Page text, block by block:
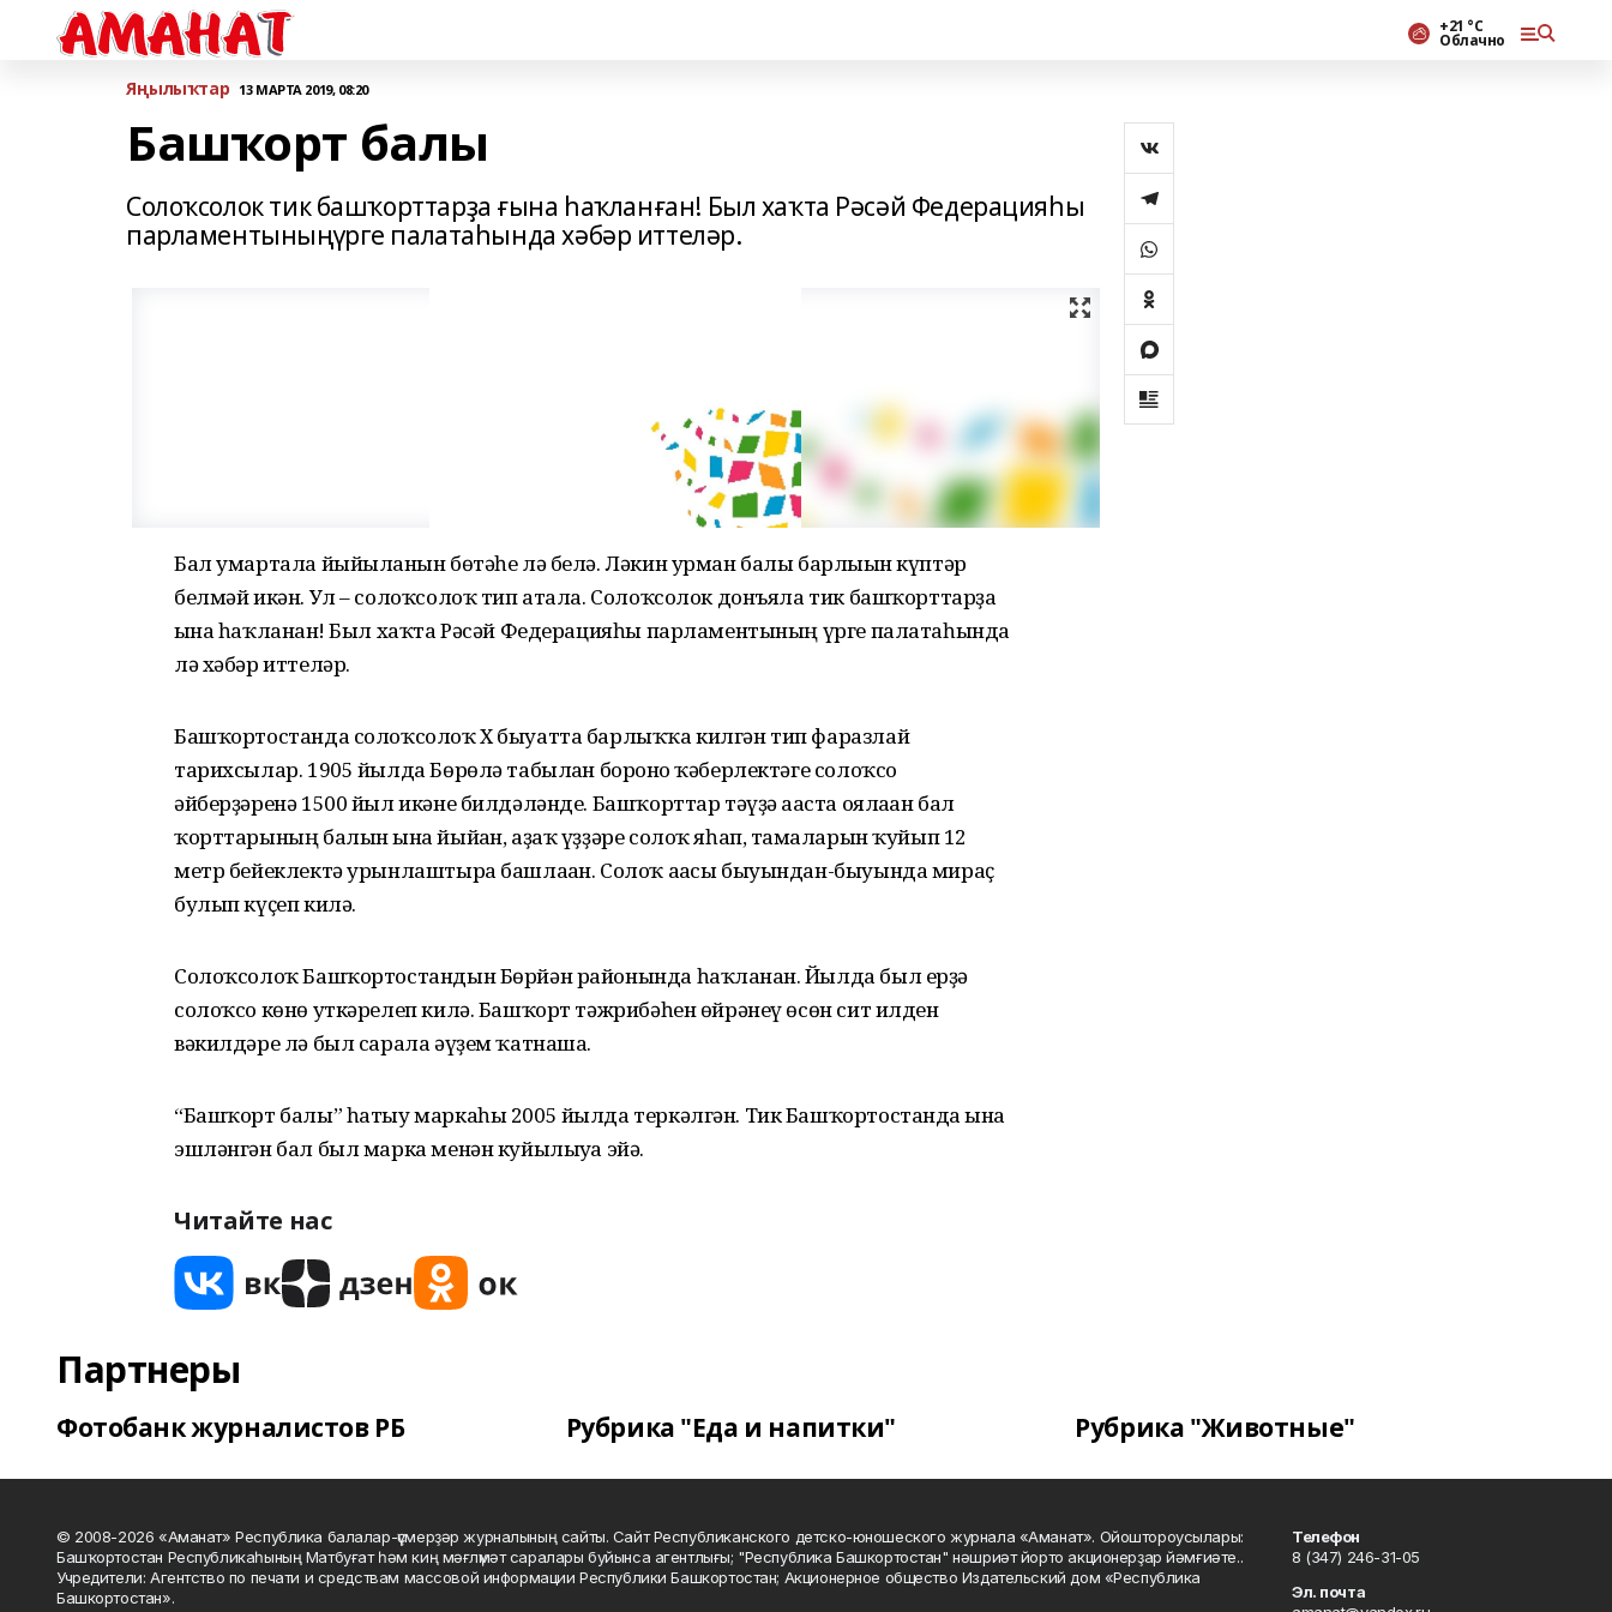
+21 °С
Облачно
Яңылыҡтар 13 МАРТА 2019, 08:20
Башҡорт балы
Солоҡсолок тик башҡорттарҙа ғына һаҡланған! Был хаҡта Рәсәй Федерацияһы
парламентыныңүрге палатаһында хәбәр иттеләр.
Бал умартала йыйылғанын бөтәһе лә белә. Ләкин урман балы барлығын күптәр
белмәй икән. Ул – солоҡсолоҡ тип атала. Солоҡсолок донъяла тик башҡорттарҙа
ғына һаҡланған! Был хаҡта Рәсәй Федерацияһы парламентының үрге палатаһында
лә хәбәр иттеләр.
Башҡортостанда солоҡсолоҡ Х быуатта барлыҡҡа килгән тип фаразлай
тарихсылар. 1905 йылда Бөрөлә табылған боронғо ҡәберлектәге солоҡсо
әйберҙәренә 1500 йыл икәне билдәләнде. Башҡорттар тәүҙә ағаста оялаған бал
ҡорттарының балын ғына йыйған, аҙаҡ үҙҙәре солоҡ яһап, тамғаларын ҡуйып 12
метр бейеклектә урынлаштыра башлаған. Солоҡ ағасы быуындан-быуында мираҫ
булып күҫеп килә.
Солоҡсолоҡ Башҡортостандын Бөрйән районында һаҡланған. Йылда был ерҙә
солоҡсо көнө уткәрелеп килә. Башҡорт тәжрибәһен өйрәнеү өсөн сит илден
вәкилдәре лә был сарала әүҙем ҡатнаша.
“Башҡорт балы” һатыу маркаһы 2005 йылда теркәлгән. Тик Башҡортостанда ғына
эшләнгән бал был марка менән куйылыуға эйә.
Читайте нас
Партнеры
Фотобанк журналистов РБ Рубрика "Еда и напитки" Рубрика "Животные"
© 2008-2026 «Аманат» Республика балалар-үҫмерҙәр журналының сайты. Сайт Республиканского детско-юношеского журнала «Аманат». Ойоштороусылары:
Башҡортостан Республикаһының Матбуғат һәм киң мәғлүмәт саралары буйынса агентлығы; "Республика Башкортостан" нәшриәт йорто акционерҙар йәмғиәте..
Учредители: Агентство по печати и средствам массовой информации Республики Башкортостан; Акционерное общество Издательский дом «Республика
Башкортостан».
Телефон
8 (347) 246-31-05
Эл. почта